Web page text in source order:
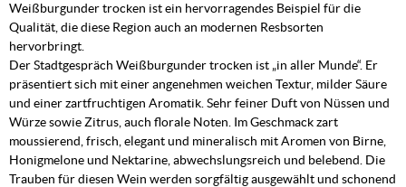
Weißburgunder trocken ist ein hervorragendes Beispiel für die
Qualität, die diese Region auch an modernen Resbsorten
hervorbringt.
Der Stadtgespräch Weißburgunder trocken ist „in aller Munde“. Er
präsentiert sich mit einer angenehmen weichen Textur, milder Säure
und einer zartfruchtigen Aromatik. Sehr feiner Duft von Nüssen und
Würze sowie Zitrus, auch florale Noten. Im Geschmack zart
moussierend, frisch, elegant und mineralisch mit Aromen von Birne,
Honigmelone und Nektarine, abwechslungsreich und belebend. Die
Trauben für diesen Wein werden sorgfältig ausgewählt und schonend